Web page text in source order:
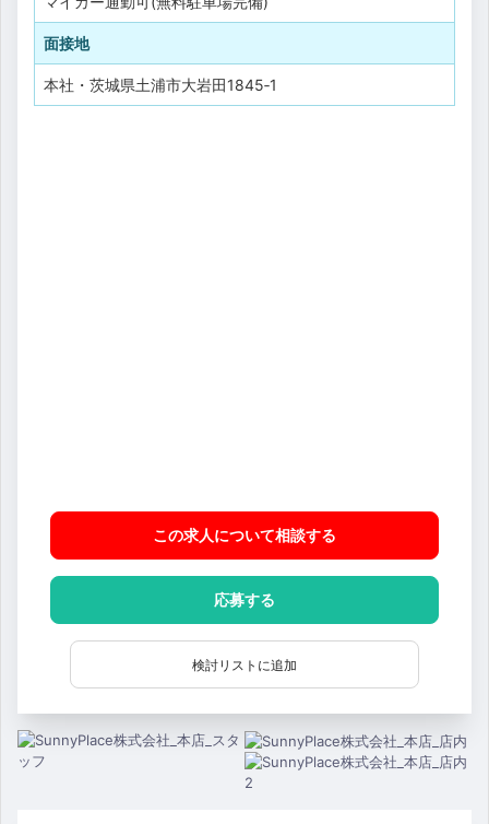
面接地
本社・茨城県土浦市大岩田1845‐1
この求人について相談する
応募する
検討リストに追加